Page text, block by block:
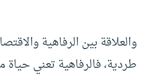
والعلاقة بين الرفاهية
طردية، فالرفاهية تعني